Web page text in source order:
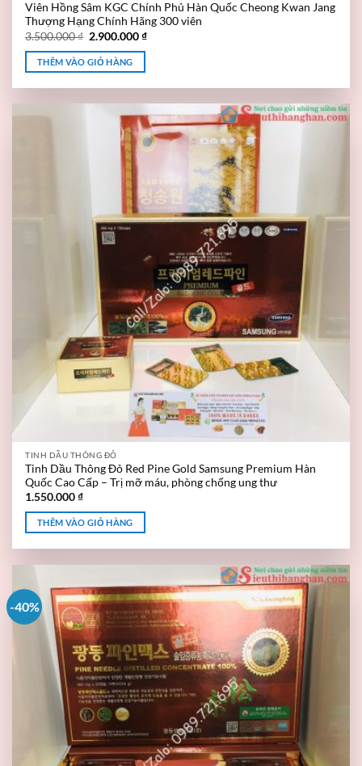
Viên Hồng Sâm KGC Chính Phủ Hàn Quốc Cheong Kwan Jang
Thượng Hạng Chính Hãng 300 viên
3.500.000₫ 2.900.000₫
THÊM VÀO GIỎ HÀNG
TINH DẦU THÔNG ĐỎ
Tinh Dầu Thông Đỏ Red Pine Gold Samsung Premium Hàn
Quốc Cao Cấp – Trị mỡ máu, phòng chống ung thư
1.550.000₫
THÊM VÀO GIỎ HÀNG
-40%